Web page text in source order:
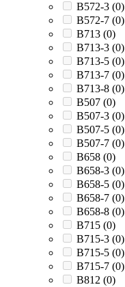
B572-3 (0)
B572-7 (0)
B713 (0)
B713-3 (0)
B713-5 (0)
B713-7 (0)
B713-8 (0)
B507 (0)
B507-3 (0)
B507-5 (0)
B507-7 (0)
B658 (0)
B658-3 (0)
B658-5 (0)
B658-7 (0)
B658-8 (0)
B715 (0)
B715-3 (0)
B715-5 (0)
B715-7 (0)
B812 (0)